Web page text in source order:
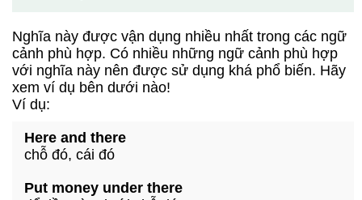
Nghĩa này được vận dụng nhiều nhất trong các ngữ
cảnh phù hợp. Có nhiều những ngữ cảnh phù hợp
với nghĩa này nên được sử dụng khá phổ biến. Hãy
xem ví dụ bên dưới nào!
Ví dụ:
Here and there
chỗ đó, cái đó
Put money under there